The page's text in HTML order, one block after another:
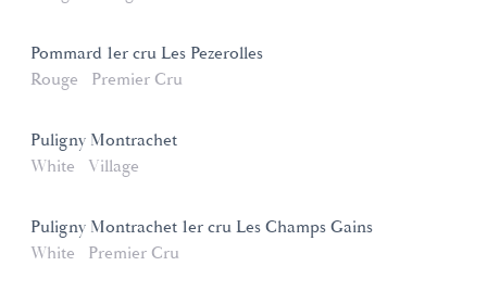
Pommard 1er cru Les Pezerolles
Rouge
Premier Cru
Puligny Montrachet
White
Village
Puligny Montrachet 1er cru Les Champs Gains
White
Premier Cru